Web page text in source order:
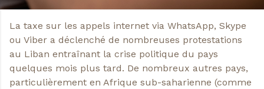
La taxe sur les appels internet via WhatsApp, Skype
ou Viber a déclenché de nombreuses protestations
au Liban entraînant la crise politique du pays
quelques mois plus tard. De nombreux autres pays,
particulièrement en Afrique sub-saharienne (comme